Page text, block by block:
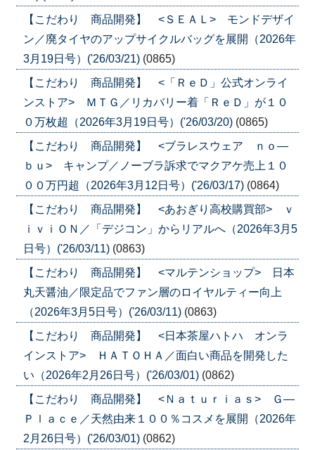
【こだわり 商品開発】 <ＳＥＡＬ> モンドデザイ
ン／廃タイヤのアップサイクルバッグを展開（2026年
3月19日号）('26/03/21) (0865)
【こだわり 商品開発】 <「ＲｅＤ」公式オンライ
ンストア> ＭＴＧ／リカバリー着「ＲｅＤ」が１０
０万枚超（2026年3月19日号）('26/03/20) (0865)
【こだわり 商品開発】 <ブラレスウェア ｎｏ―
ｂｕ> キャンプ／ノーブラ訴求でマクアケ売上１０
００万円超（2026年3月12日号）('26/03/17) (0864)
【こだわり 商品開発】 <あおぎり高校購買部> ｖ
ｉｖｉＯＮ／「デジコン」からリアルへ（2026年3月5
日号）('26/03/11) (0863)
【こだわり 商品開発】 <マルテンショップ> 日本
丸天醤油／限定品でファン層のロイヤルティー向上
（2026年3月5日号）('26/03/11) (0863)
【こだわり 商品開発】 <日本茶屋ハトハ オンラ
インストア> ＨＡＴＯＨＡ／面白い商品を開発した
い（2026年2月26日号）('26/03/01) (0862)
【こだわり 商品開発】 <Ｎａｔｕｒｉａｓ> Ｇ―
Ｐｌａｃｅ／天然由来１００％コスメを展開（2026年
2月26日号）('26/03/01) (0862)